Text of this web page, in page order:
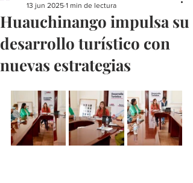
Huauchinango impulsa su
desarrollo turístico con
nuevas estrategias
13 jun 2025 1 min de lectura